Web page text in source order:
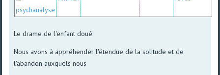
psychanalyse
Le drame de l'enfant doué:
Nous avons à appréhender l'étendue de la solitude et de
l'abandon auxquels nous